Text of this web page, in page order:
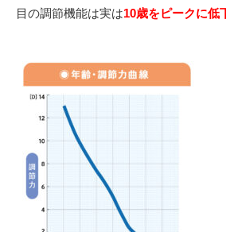
目の調節機能は実は10歳をピークに低